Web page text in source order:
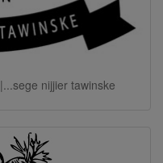
|...sege nijjier tawinske